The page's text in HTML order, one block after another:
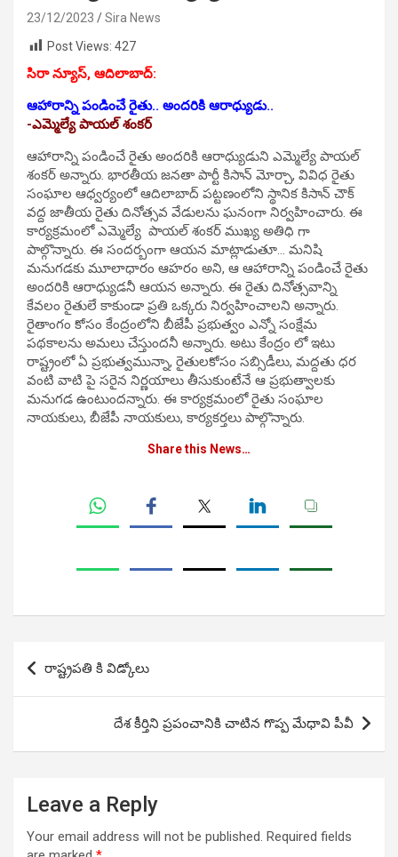
23/12/2023
Sira News
Post Views: 427
సిరా న్యూస్, ఆదిలాబాద్:
ఆహారాన్ని పండించే రైతు.. అందరికి ఆరాధ్యుడు..
-ఎమ్మెల్యే పాయల్ శంకర్
ఆహారాన్ని పండించే రైతు అందరికి ఆరాధ్యుడుని ఎమ్మెల్యే పాయల్
శంకర్ అన్నారు. భారతీయ జనతా పార్టీ కిసాన్ మోర్చా, వివిధ రైతు
సంఘాల ఆధ్వర్యంలో ఆదిలాబాద్ పట్టణంలోని స్థానిక కిసాన్ చౌక్
వద్ద జాతీయ రైతు దినోత్సవ వేడులను ఘనంగా నిర్వహించారు. ఈ
కార్యక్రమంలో ఎమ్మెల్యే పాయల్ శంకర్ ముఖ్య అతిధి గా
పాల్గొన్నారు. ఈ సందర్బంగా ఆయన మాట్లాడుతూ… మనిషి
మనుగడకు మూలాధారం ఆహరం అని, ఆ ఆహారాన్ని పండించే రైతు
అందరికి ఆరాధ్యుడనీ ఆయన అన్నారు. ఈ రైతు దినోత్సవాన్ని
కేవలం రైతులే కాకుండా ప్రతి ఒక్కరు నిర్వహించాలని అన్నారు.
రైతాంగం కోసం కేంద్రంలోని బీజేపీ ప్రభుత్వం ఎన్నో సంక్షేమ
పథకాలను అమలు చేస్తుందనీ అన్నారు. అటు కేంద్రం లో ఇటు
రాష్ట్రంలో ఏ ప్రభుత్వమున్నా, రైతులకోసం సబ్సిడీలు, మద్దతు ధర
వంటి వాటి పై సరైన నిర్ణయాలు తీసుకుంటేనే ఆ ప్రభుత్వాలకు
మనుగడ ఉంటుందన్నారు. ఈ కార్యక్రమంలో రైతు సంఘాల
నాయకులు, బీజేపీ నాయకులు, కార్యకర్తలు పాల్గొన్నారు.
Share this News…
Post
navigation
రాష్ట్రపతి కి విడ్కోలు
దేశ కీర్తిని ప్రపంచానికి చాటిన గొప్ప మేధావి పీవీ
Leave a Reply
Your email address will not be published. Required fields